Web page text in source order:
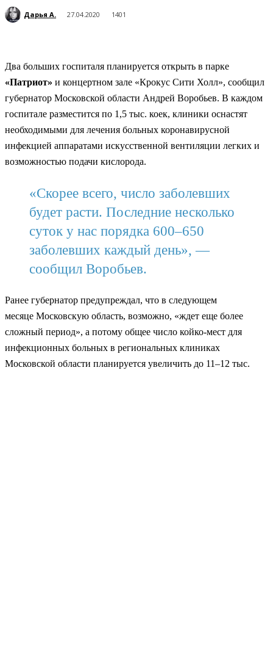
Дарья А. 27.04.2020 1401
Два больших госпиталя планируется открыть в парке
«Патриот» и концертном зале «Крокус Сити Холл», сообщил
губернатор Московской области Андрей Воробьев. В каждом
госпитале разместится по 1,5 тыс. коек, клиники оснастят
необходимыми для лечения больных коронавирусной
инфекцией аппаратами искусственной вентиляции легких и
возможностью подачи кислорода.
«Скорее всего, число заболевших
будет расти. Последние несколько
суток у нас порядка 600–650
заболевших каждый день», —
сообщил Воробьев.
Ранее губернатор предупреждал, что в следующем
месяце Московскую область, возможно, «ждет еще более
сложный период», а потому общее число койко-мест для
инфекционных больных в региональных клиниках
Московской области планируется увеличить до 11–12 тыс.